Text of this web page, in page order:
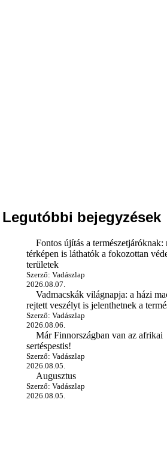
Legutóbbi bejegyzések
Fontos újítás a természetjáróknak:
térképen is láthatók a fokozottan
területek
Szerző: Vadászlap
2026.08.07.
Vadmacskák világnapja: a házi
rejtett veszélyt is jelenthetnek a
Szerző: Vadászlap
2026.08.06.
Már Finnországban van az afrikai
sertéspestis!
Szerző: Vadászlap
2026.08.05.
Augusztus
Szerző: Vadászlap
2026.08.05.